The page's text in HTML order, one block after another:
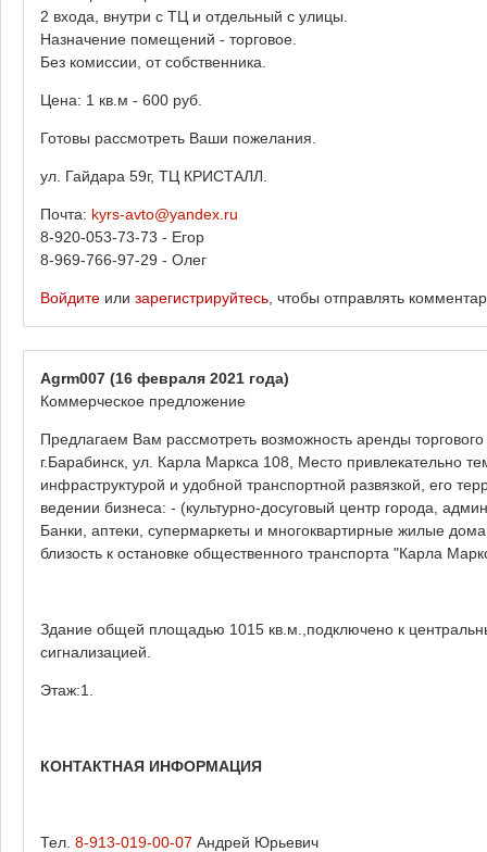
2 входа, внутри с ТЦ и отдельный с улицы.
Назначение помещений - торговое.
Без комиссии, от собственника.
Цена: 1 кв.м - 600 руб.
Готовы рассмотреть Ваши пожелания.
ул. Гайдара 59г, ТЦ КРИСТАЛЛ.
Почта: kyrs-avto@yandex.ru
8-920-053-73-73 - Егор
8-969-766-97-29 - Олег
Войдите или зарегистрируйтесь , чтобы отправлять
Agrm007 (16 февраля 2021 года)
Коммерческое предложение
Предлагаем Вам рассмотреть возможность аренды
г.Барабинск, ул. Карла Маркса 108, Место привлекательно
инфраструктурой и удобной транспортной развязкой, его
ведении бизнеса: - (культурно-досуговый центр города,
Банки, аптеки, супермаркеты и многоквартирные жилые
близость к остановке общественного транспорта "Карла
Здание общей площадью 1015 кв.м.,подключено к
сигнализацией.
Этаж:1.
КОНТАКТНАЯ ИНФОРМАЦИЯ
Тел. 8-913-019-00-07 Андрей Юрьевич